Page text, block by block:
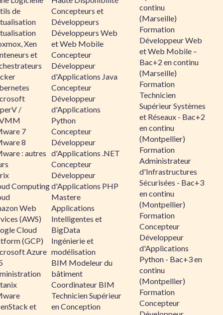
de
Xen
et
/
7
8
: autres
Computing
Web
(AWS)
Cloud
(GCP)
Azure
et
Concepteurs et
Développeurs
Développeurs Web
et Web Mobile
Concepteur
Développeur
d'Applications Java
Concepteur
Développeur
d'Applications
Python
Concepteur
Développeur
d'Applications .NET
Concepteur
Développeur
d'Applications PHP
Mastere
Applications
Intelligentes et
BigData
Ingénierie et
modélisation
BIM Modeleur du
bâtiment
Coordinateur BIM
Technicien Supérieur
en Conception
continu
(Marseille)
Formation
Développeur Web
et Web Mobile –
Bac+2 en continu
(Marseille)
Formation
Technicien
Supérieur Systèmes
et Réseaux - Bac+2
en continu
(Montpellier)
Formation
Administrateur
d'Infrastructures
Sécurisées - Bac+3
en continu
(Montpellier)
Formation
Concepteur
Développeur
d'Applications
Python - Bac+3 en
continu
(Montpellier)
Formation
Concepteur